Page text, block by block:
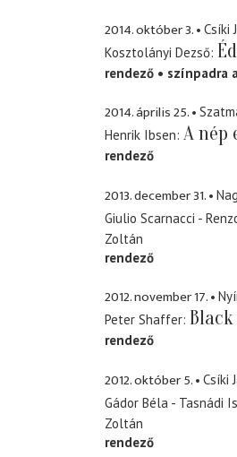
2014. október 3.
Csíki
Kosztolányi Dezső
rendező
színpadra
2014. április 25.
Henrik Ibsen A nép
rendező
2013. december 31.
Giulio Scarnacci -
Zoltán
rendező
2012. november 17.
Peter Shaffer
rendező
2012. október 5.
Csíki
Gádor Béla - Tasnádi
Zoltán
rendező